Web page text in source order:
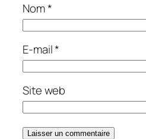
Nom*
E-mail*
Site web